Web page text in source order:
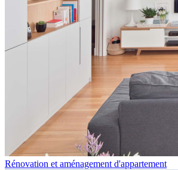
Rénovation et aménagement d'appartement